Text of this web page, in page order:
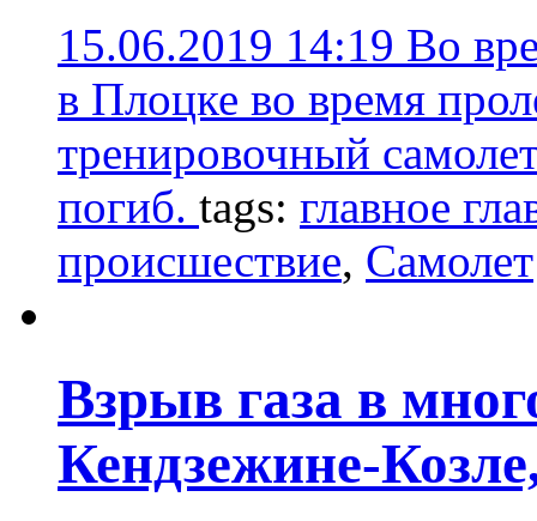
15.06.2019 14:19 Во
в Плоцке во время
тренировочный
погиб. tags: главное
происшествие, Самолет
Взрыв газа в
Кендзежине-